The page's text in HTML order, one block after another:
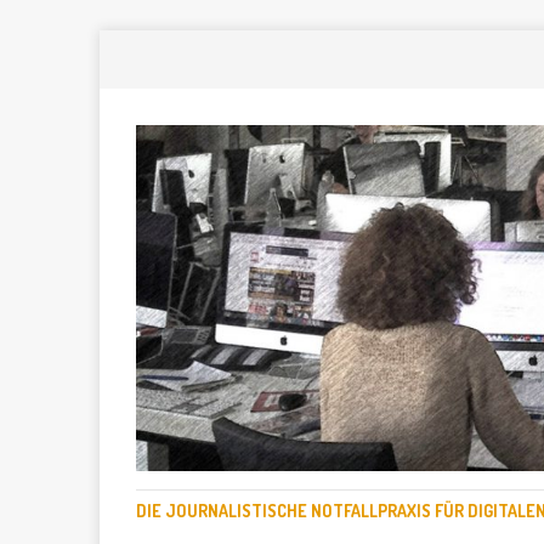
DIE JOURNALISTISCHE NOTFALLPRAXIS FÜR